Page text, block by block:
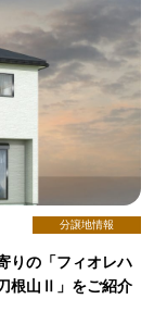
分譲地情報
りの「フィオレハ
根山Ⅱ」をご紹介